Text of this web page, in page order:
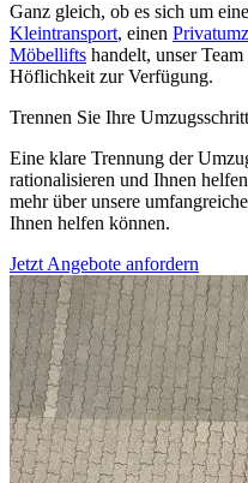
Ganz gleich, ob es sich um
Kleintransport, einen
Möbellifts handelt, unser
Höflichkeit zur Verfügung.
Trennen Sie Ihre
Eine klare Trennung der
rationalisieren und Ihnen
mehr über unsere
Ihnen helfen können.
Jetzt Angebote anfordern